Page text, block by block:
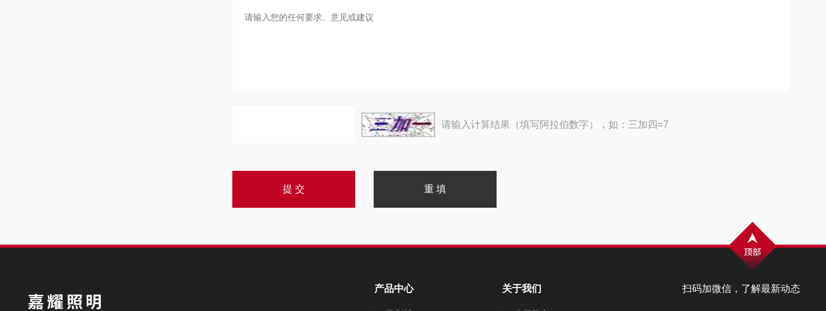
请输入计算结果（填写阿拉伯数字），如：三加四=7
扫码加微信，了解最新动态
产品中心 关于我们